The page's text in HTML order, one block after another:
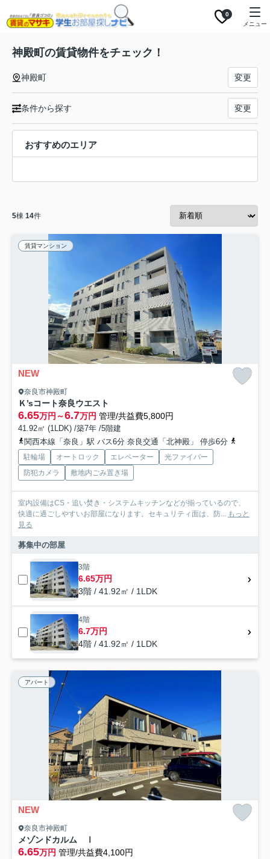
0
メニュー
神殿町の賃貸物件をチェック！
神殿町 変更
条件から探す 変更
おすすめのエリア
5棟 14件
賃貸マンション
NEW
奈良市神殿町
Ｋ’sコート奈良ウエスト
6.65万円～6.7万円 管理/共益費5,800円
41.92㎡ (1LDK) /築7年 /5階建
関西本線「奈良」駅 バス6分 奈良交通「北神殿」 停歩6分
駐輪場 オートロック エレベーター
光ファイバー
防犯カメラ
敷地内ごみ置き場
室内設備はCS・追い焚き・システムキッチンなどが揃っているので、
快適に過ごしやすいお部屋になります。セキュリティ面は、防... もっと
見る
募集中の部屋
3階
6.65万円
3階 / 41.92㎡ / 1LDK
4階
6.7万円
4階 / 41.92㎡ / 1LDK
アパート
NEW
奈良市神殿町
メゾンドカルム Ⅰ
6.65万円 管理/共益費4,100円